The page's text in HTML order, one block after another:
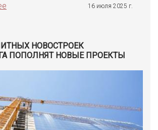
16 июля 2025 г.
НОВОСТРОЕК
ПОПОЛНЯТ НОВЫЕ ПРОЕКТЫ